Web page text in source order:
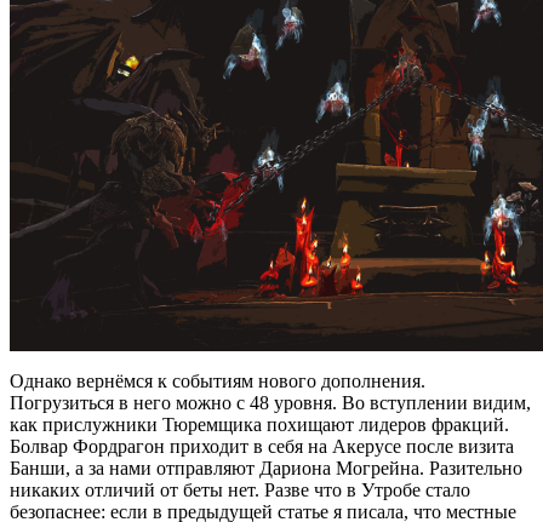
Однако вернёмся к событиям нового дополнения.
Погрузиться в него можно с 48 уровня. Во вступлении видим,
как прислужники Тюремщика похищают лидеров фракций.
Болвар Фордрагон приходит в себя на Акерусе после визита
Банши, а за нами отправляют Дариона Могрейна. Разительно
никаких отличий от беты нет. Разве что в Утробе стало
безопаснее: если в предыдущей статье я писала, что местные